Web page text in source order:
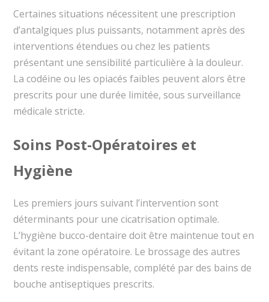
Certaines situations nécessitent une prescription
d’antalgiques plus puissants, notamment après des
interventions étendues ou chez les patients
présentant une sensibilité particulière à la douleur.
La codéine ou les opiacés faibles peuvent alors être
prescrits pour une durée limitée, sous surveillance
médicale stricte.
Soins Post-Opératoires et
Hygiène
Les premiers jours suivant l’intervention sont
déterminants pour une cicatrisation optimale.
L’hygiène bucco-dentaire doit être maintenue tout en
évitant la zone opératoire. Le brossage des autres
dents reste indispensable, complété par des bains de
bouche antiseptiques prescrits.